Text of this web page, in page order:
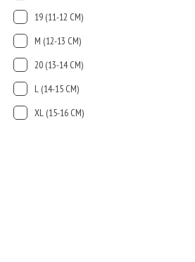
19 (11-12 СМ)
М (12-13 СМ)
20 (13-14 СМ)
L (14-15 CМ)
ХL (15-16 CМ)